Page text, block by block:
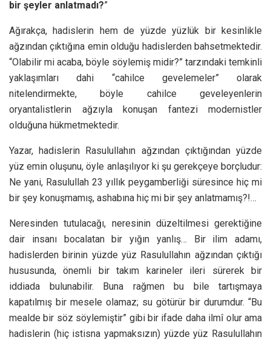
bir şeyler anlatmadı?”
Ağırakça, hadislerin hem de yüzde yüzlük bir kesinlikle
ağzından çıktığına emin olduğu hadislerden bahsetmektedir.
“Olabilir mi acaba, böyle söylemiş midir?” tarzındaki temkinli
yaklaşımları dahi “cahilce gevelemeler” olarak
nitelendirmekte, böyle cahilce geveleyenlerin
oryantalistlerin ağzıyla konuşan fantezi modernistler
olduğuna hükmetmektedir.
Yazar, hadislerin Rasulullahın ağzından çıktığından yüzde
yüz emin oluşunu, öyle anlaşılıyor ki şu gerekçeye borçludur:
Ne yani, Rasulullah 23 yıllık peygamberliği süresince hiç mi
bir şey konuşmamış, ashabına hiç mi bir şey anlatmamış?!…
Neresinden tutulacağı, neresinin düzeltilmesi gerektiğine
dair insanı bocalatan bir yığın yanlış… Bir ilim adamı,
hadislerden birinin yüzde yüz Rasulullahın ağzından çıktığı
hususunda, önemli bir takım karineler ileri sürerek bir
iddiada bulunabilir. Buna rağmen bu bile tartışmaya
kapatılmış bir mesele olamaz; su götürür bir durumdur. “Bu
mealde bir söz söylemiştir” gibi bir ifade daha ilmî olur ama
hadislerin (hiç istisna yapmaksızın) yüzde yüz Rasulullahın